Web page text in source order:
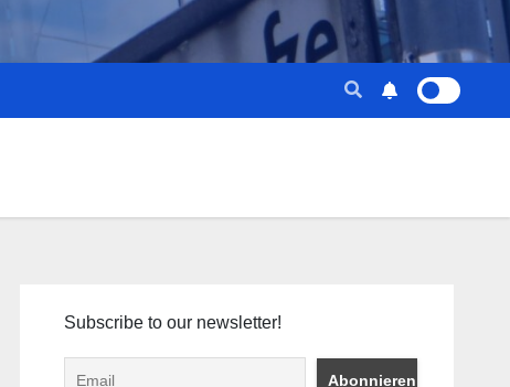
Subscribe to our newsletter!